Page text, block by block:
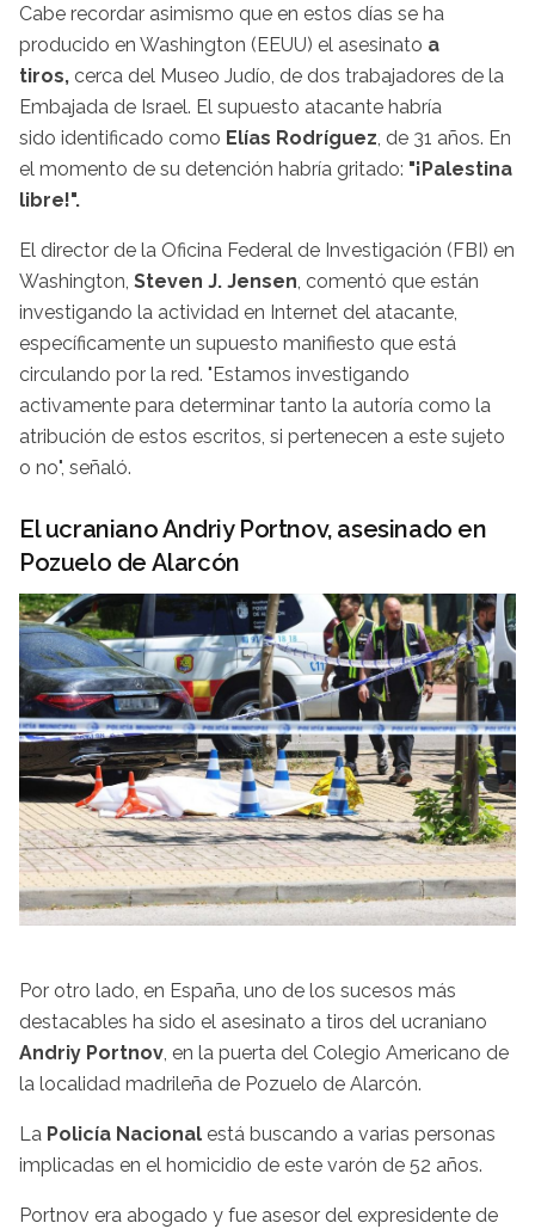
Cabe recordar asimismo que en estos días se ha
producido en Washington (EEUU) el asesinato a
tiros, cerca del Museo Judío, de dos trabajadores de la
Embajada de Israel. El supuesto atacante habría
sido identificado como Elías Rodríguez, de 31 años. En
el momento de su detención habría gritado: "¡Palestina
libre!".
El director de la Oficina Federal de Investigación (FBI) en
Washington, Steven J. Jensen, comentó que están
investigando la actividad en Internet del atacante,
específicamente un supuesto manifiesto que está
circulando por la red. "Estamos investigando
activamente para determinar tanto la autoría como la
atribución de estos escritos, si pertenecen a este sujeto
o no", señaló.
El ucraniano Andriy Portnov, asesinado en
Pozuelo de Alarcón
Por otro lado, en España, uno de los sucesos más
destacables ha sido el asesinato a tiros del ucraniano
Andriy Portnov, en la puerta del Colegio Americano de
la localidad madrileña de Pozuelo de Alarcón.
La Policía Nacional está buscando a varias personas
implicadas en el homicidio de este varón de 52 años.
Portnov era abogado y fue asesor del expresidente de